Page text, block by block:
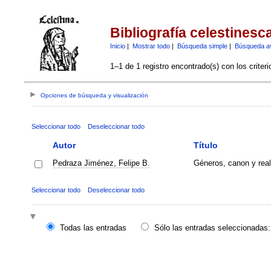
Bibliografía
Inicio| Mostrar todo| Búsqueda simple| Búsqueda
1–1 de 1 registro encontrado(s) con los
Opciones de búsqueda y visualización
Seleccionar todo Deseleccionar todo
Autor Título
Pedraza Jiménez, Felipe B. Géneros, canon y
Seleccionar todo Deseleccionar todo
Todas las entradas
Sólo las entradas seleccionadas: